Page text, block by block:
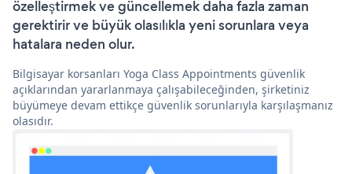
özelleştirmek ve güncellemek daha fazla zaman
gerektirir ve büyük olasılıkla yeni sorunlara veya
hatalara neden olur.
Bilgisayar korsanları Yoga Class Appointments güvenlik
açıklarından yararlanmaya çalışabileceğinden, şirketiniz
büyümeye devam ettikçe güvenlik sorunlarıyla karşılaşmanız
olasıdır.